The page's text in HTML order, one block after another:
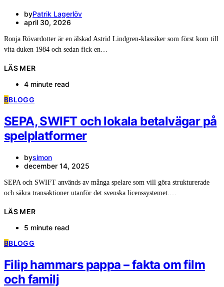
byPatrik Lagerlöv
april 30, 2026
Ronja Rövardotter är en älskad Astrid Lindgren-klassiker som först kom till
vita duken 1984 och sedan fick en…
LÄS MER
4 minute read
BBLOGG
SEPA, SWIFT och lokala betalvägar på
spelplatformer
bysimon
december 14, 2025
SEPA och SWIFT används av många spelare som vill göra strukturerade
och säkra transaktioner utanför det svenska licenssystemet.…
LÄS MER
5 minute read
BBLOGG
Filip hammars pappa – fakta om film
och familj